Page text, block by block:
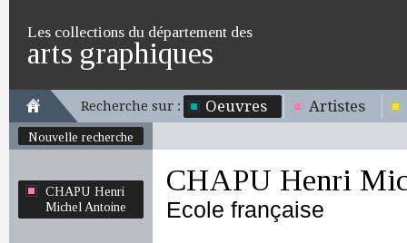
Les collections du département des
arts graphiques
Recherche sur : Oeuvres Artistes
Nouvelle recherche
CHAPU Henri
Michel Antoine
CHAPU Henri
Ecole française